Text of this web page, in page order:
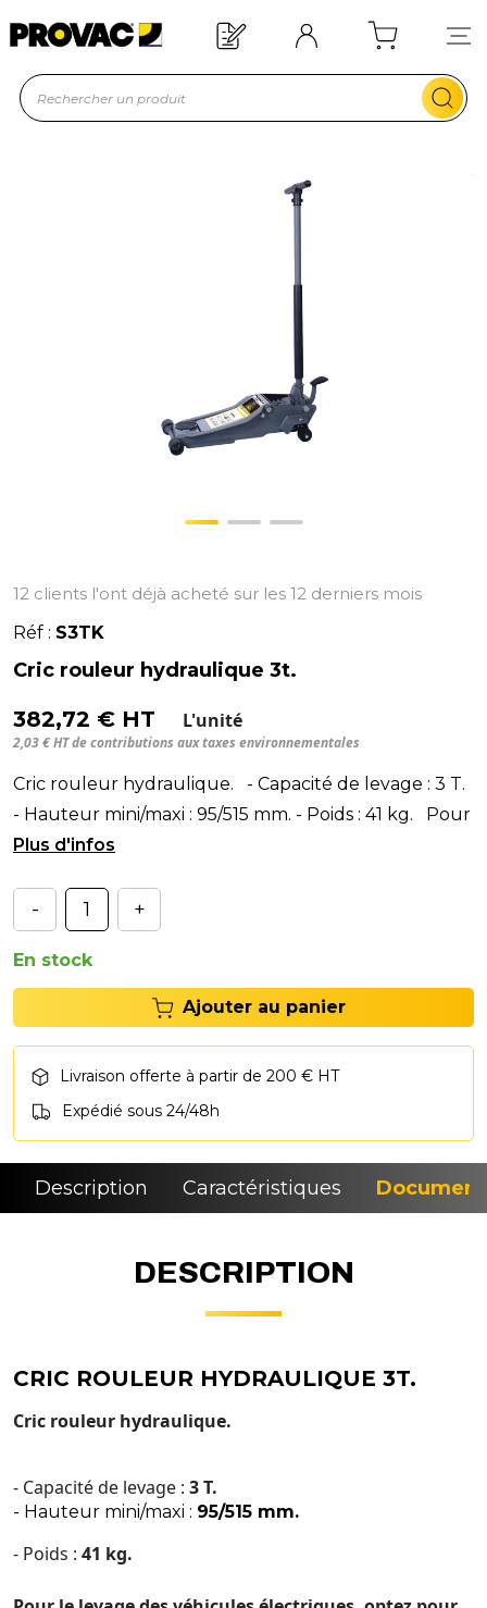
Offre de bienvenue : 20€ offerts !
En savoir plus
12 clients l'ont déjà acheté sur les 12 derniers mois
Réf : S3TK
Cric rouleur hydraulique 3t.
382,72 € HT L'unité
2,03 € HT de contributions aux taxes environnementales
Cric rouleur hydraulique. - Capacité de levage : 3 T.
- Hauteur mini/maxi : 95/515 mm. - Poids : 41 kg. Pour
le levage des véhicules él
- +
En stock
Ajouter au panier
Livraison offerte à partir de 200 € HT
Expédié sous 24/48h
Description Caractéristiques
DESCRIPTION
CRIC ROULEUR HYDRAULIQUE 3T.
Cric rouleur hydraulique.
- Capacité de levage : 3 T.
- Hauteur mini/maxi : 95/515 mm.
- Poids : 41 kg.